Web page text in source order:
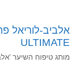
אלביב-לוריאל
ULTIMATE
מותג טיפוח השיער